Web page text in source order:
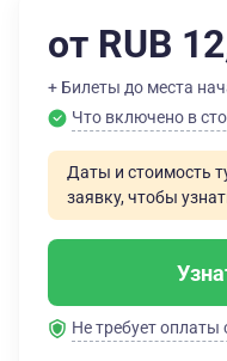
от RUB
+ Билеты до места
Что включено в
Даты и стоимость
заявку, чтобы
Не требует оплаты